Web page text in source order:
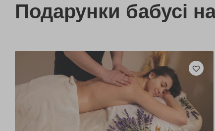
Подарунки бабусі